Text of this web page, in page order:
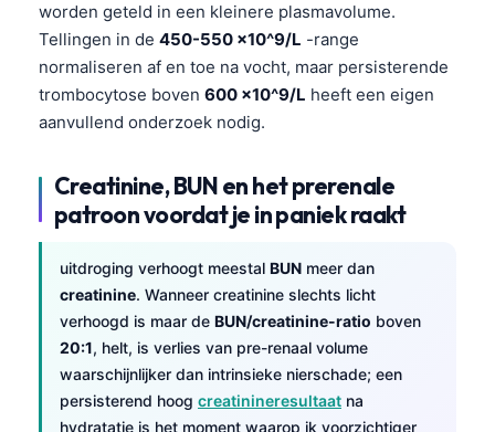
worden geteld in een kleinere plasmavolume.
Tellingen in de 450-550 ×10^9/L -range
normaliseren af en toe na vocht, maar persisterende
trombocytose boven 600 ×10^9/L heeft een eigen
aanvullend onderzoek nodig.
Creatinine, BUN en het prerenale
patroon voordat je in paniek raakt
uitdroging verhoogt meestal BUN meer dan
creatinine. Wanneer creatinine slechts licht
verhoogd is maar de BUN/creatinine-ratio boven
20:1, helt, is verlies van pre-renaal volume
waarschijnlijker dan intrinsieke nierschade; een
persisterend hoog creatinineresultaat na
hydratatie is het moment waarop ik voorzichtiger